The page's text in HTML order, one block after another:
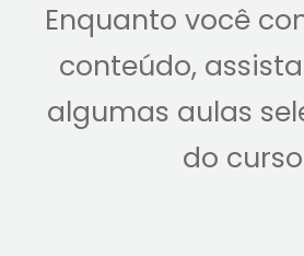
Enquanto você
conteúdo,
algumas aulas
do